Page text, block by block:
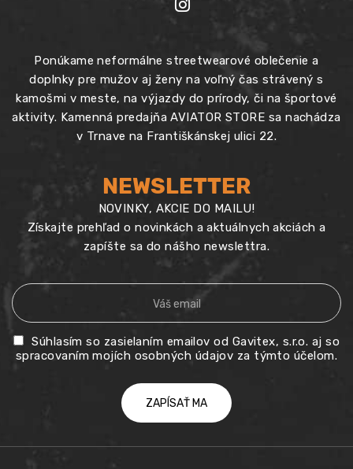
Ponúkame neformálne streetwearové oblečenie a
doplnky pre mužov aj ženy na voľný čas strávený s
kamošmi v meste, na výjazdy do prírody, či na športové
aktivity. Kamenná predajňa AVIATOR STORE sa nachádza
v Trnave na Františkánskej ulici 22.
NEWSLETTER
NOVINKY, AKCIE DO MAILU!
Získajte prehľad o novinkách a aktuálnych akciách a
zapíšte sa do nášho newslettra.
Súhlasím so zasielaním emailov od Gavitex, s.r.o. aj so
spracovaním mojích osobných údajov za týmto účelom.